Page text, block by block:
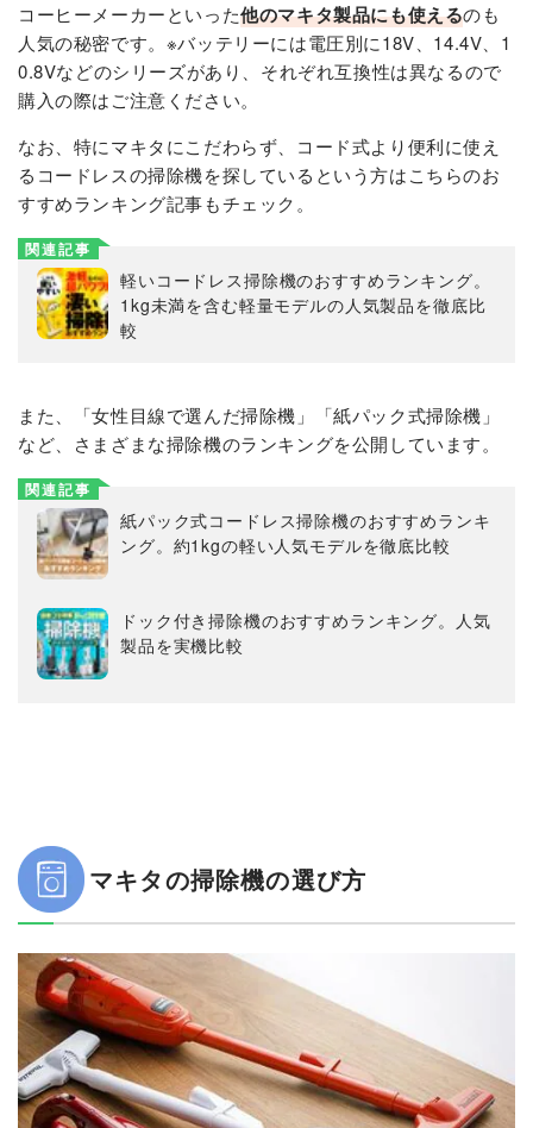
コーヒーメーカーといった他のマキタ製品にも使えるのも
人気の秘密です。※バッテリーには電圧別に18V、14.4V、1
0.8Vなどのシリーズがあり、それぞれ互換性は異なるので
購入の際はご注意ください。
なお、特にマキタにこだわらず、コード式より便利に使え
るコードレスの掃除機を探しているという方はこちらのお
すすめランキング記事もチェック。
関連記事
軽いコードレス掃除機のおすすめランキング。
1kg未満を含む軽量モデルの人気製品を徹底比
較
また、「女性目線で選んだ掃除機」「紙パック式掃除機」
など、さまざまな掃除機のランキングを公開しています。
関連記事
紙パック式コードレス掃除機のおすすめランキ
ング。約1kgの軽い人気モデルを徹底比較
ドック付き掃除機のおすすめランキング。人気
製品を実機比較
マキタの掃除機の選び方